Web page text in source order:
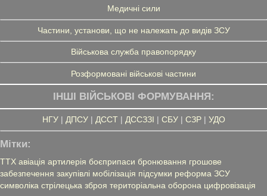
Медичні сили
Частини, установи, що не належать до видів ЗСУ
Військова служба правопорядку
Розформовані військові частини
ІНШІ ВІЙСЬКОВІ ФОРМУВАННЯ:
НГУ| ДПСУ| ДССТ| ДССЗЗІ | СБУ| СЗР| УДО
Мітки:
ТТХ авіація артилерія боєприпаси бронювання грошове
забезпечення закупівлі мобілізація підсумки реформа ЗСУ
символіка стрілецька зброя територіальна оборона цифровізація